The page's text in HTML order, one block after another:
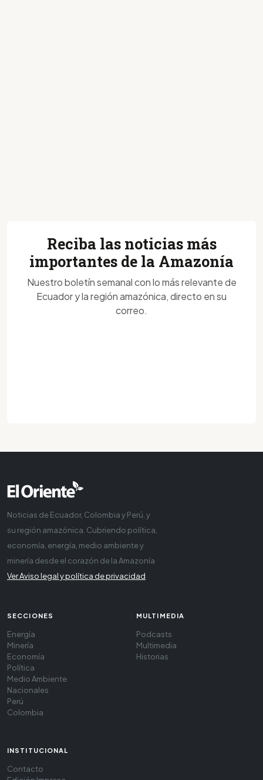
Reciba las noticias más
importantes de la Amazonía
Nuestro boletín semanal con lo más relevante de
Ecuador y la región amazónica, directo en su
correo.
Noticias de Ecuador, Colombia y Perú, y
su región amazónica. Cubriendo política,
economía, energía, medio ambiente y
minería desde el corazón de la Amazonía
Ver Aviso legal y política de privacidad
SECCIONES
Energía
Minería
Economía
Política
Medio Ambiente
Nacionales
Perú
Colombia
MULTIMEDIA
Podcasts
Multimedia
Historias
INSTITUCIONAL
Contacto